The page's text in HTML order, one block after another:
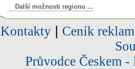
Další možnosti regionu ...
Kontakty| Ceník
Průvodce Českem